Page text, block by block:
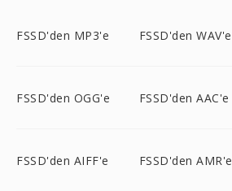
FSSD'den MP3'e FSSD'den WAV'e
FSSD'den OGG'e FSSD'den AAC'e
FSSD'den AIFF'e FSSD'den AMR'e